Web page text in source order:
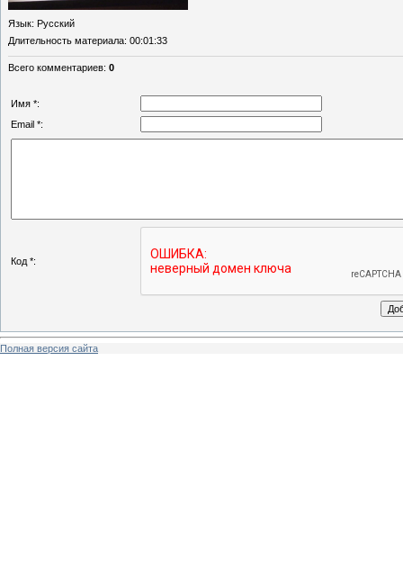
Язык: Русский
Длительность материала: 00:01:33
Всего комментариев: 0
Имя *:
Email *:
Код *:
Полная версия сайта